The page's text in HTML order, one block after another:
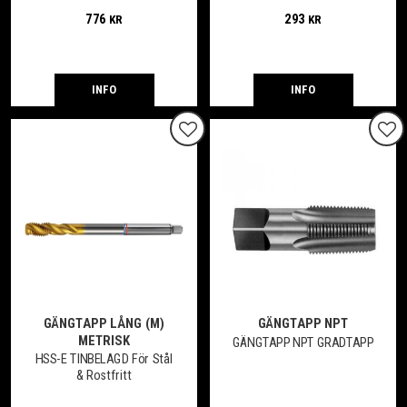
776 KR
INFO
bottenhål. Nr 2
293 KR
INFO
GÄNGTAPP LÅNG (M)
METRISK
HSS-E TINBELAGD För Stål
& Rostfritt
Lägg till i favoriter
GÄNGTAPP NPT
GÄNGTAPP NPT GRADTAPP